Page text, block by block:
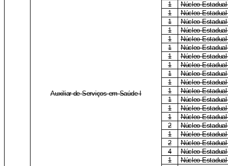
Auxiliar de Serviços em Saúde I
1
Núcleo
1
Núcleo
1
Núcleo
1
Núcleo
1
Núcleo
1
Núcleo
1
Núcleo
1
Núcleo
1
Núcleo
1
Núcleo
1
Núcleo
1
Núcleo
1
Núcleo
1
Núcleo
2
Núcleo
1
Núcleo
2
Núcleo
4
Núcleo
1
Núcleo